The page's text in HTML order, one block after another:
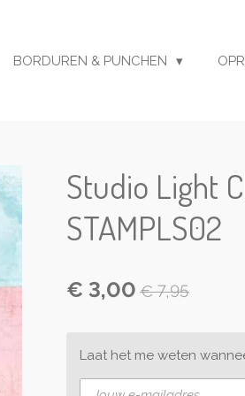
BORDUREN & PUNCHEN
Studio Light
STAMPLS02
€ 3,00 € 7,95
Laat het me weten